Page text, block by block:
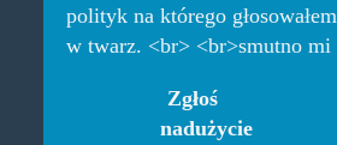
polityk na którego
w twarz. <br> <br>smutno mi
Zgłoś
nadużycie